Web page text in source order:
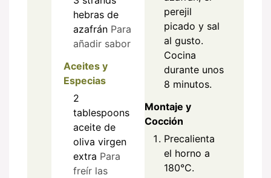
hebras de
azafrán Para
añadir sabor
Aceites y
Especias
2
tablespoons
aceite de
oliva virgen
extra Para
freír las
perejil
picado y sal
al gusto.
Cocina
durante unos
8 minutos.
Montaje y
Cocción
Precalienta
el horno a
180°C.